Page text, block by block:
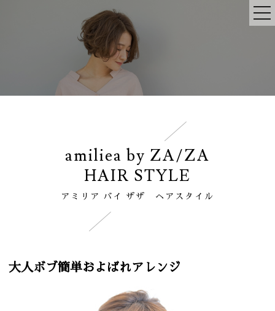
amiliea by ZA/ZA
HAIR STYLE
アミリア バイ ザザ ヘアスタイル
大人ボブ簡単およばれアレンジ